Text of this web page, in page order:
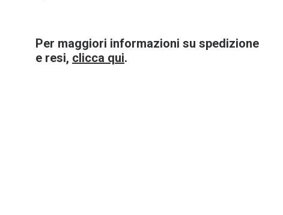
Chianti Rocca delle Macie
Per maggiori informazioni su spedizione
e resi, clicca qui.